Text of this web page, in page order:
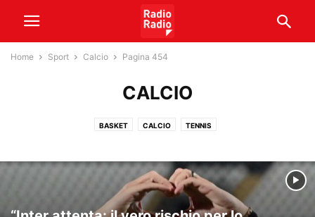
Home Sport Calcio Pagina 454
CALCIO
BASKET CALCIO TENNIS